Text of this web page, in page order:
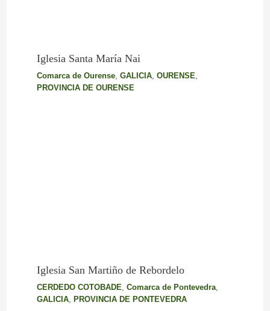
Iglesia Santa María Nai
Comarca de Ourense, GALICIA, OURENSE,
PROVINCIA DE OURENSE
Iglesia San Martiño de Rebordelo
CERDEDO COTOBADE Comarca de Pontevedra,
GALICIA, PROVINCIA DE PONTEVEDRA